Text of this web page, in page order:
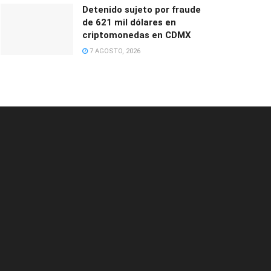
Detenido sujeto por fraude
de 621 mil dólares en
criptomonedas en CDMX
7 AGOSTO, 2026